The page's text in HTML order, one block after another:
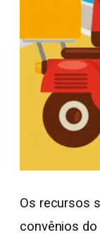
Os recursos
convênios